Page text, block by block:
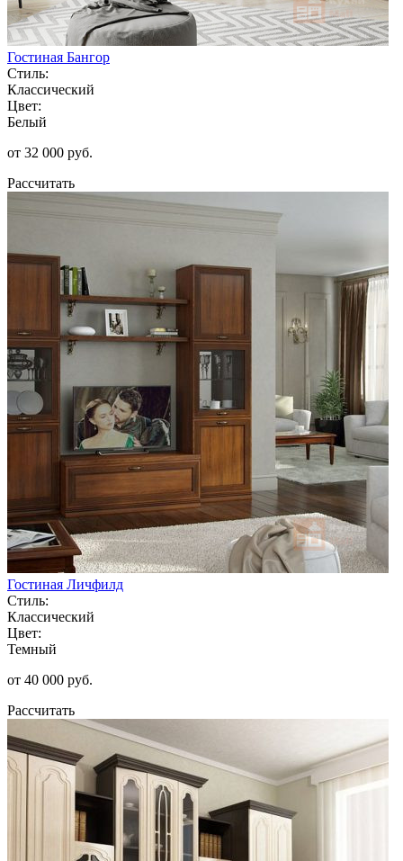
Гостиная Бангор
Стиль:
Классический
Цвет:
Белый
от 32 000 руб.
Рассчитать
Гостиная Личфилд
Стиль:
Классический
Цвет:
Темный
от 40 000 руб.
Рассчитать